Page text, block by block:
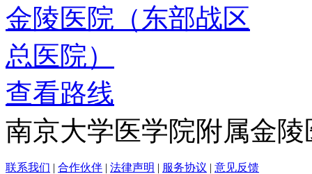
查看路线
南京大学医学院附属金
联系我们 | 合作伙伴 | 法律声明 | 服务协议 | 意见反馈